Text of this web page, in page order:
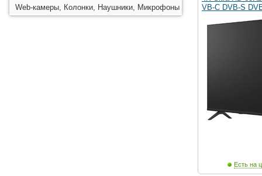
Web-камеры, Колонки, Наушники, Микрофоны
VB-C DVB-S
Есть на